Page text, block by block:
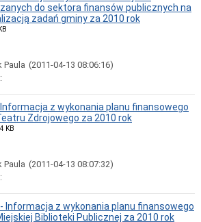
do sektora finansów publicznych na
zadań gminy za 2010 rok
Paula (2011-04-13 08:06:16)
Informacja z wykonania planu finansowego
Zdrojowego za 2010 rok
KB
Paula (2011-04-13 08:07:32)
- Informacja z wykonania planu finansowego
Biblioteki Publicznej za 2010 rok